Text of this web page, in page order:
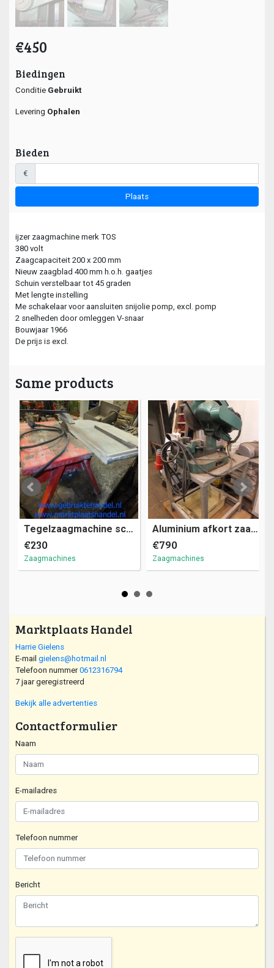
€450
Biedingen
Conditie Gebruikt
Levering Ophalen
Bieden
€
Plaats
ijzer zaagmachine merk TOS
380 volt
Zaagcapaciteit 200 x 200 mm
Nieuw zaagblad 400 mm h.o.h. gaatjes
Schuin verstelbaar tot 45 graden
Met lengte instelling
Me schakelaar voor aansluiten snijolie pomp, excl. pomp
2 snelheden door omleggen V-snaar
Bouwjaar 1966
De prijs is excl.
Same products
Tegelzaagmachine schuin verstelbaar 220V (a29)20
€230
Zaagmachines
Aluminium afkort zaagmachine, verstekzaag (a9)14
€790
Zaagmachines
Marktplaats Handel
Harrie Gielens
E-mail gielens@hotmail.nl
Telefoon nummer0612316794
7 jaar geregistreerd
Bekijk alle advertenties
Contactformulier
Naam
E-mailadres
Telefoon nummer
Bericht